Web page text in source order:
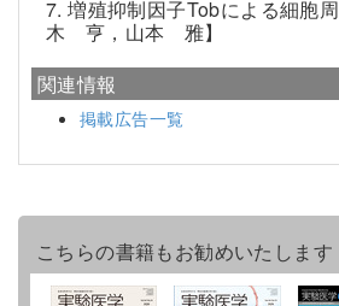
7. 増殖抑制因子Tobによる細胞
木 亨，山本 雅】
関連情報
掲載広告一覧
こちらの書籍もお勧めいたします